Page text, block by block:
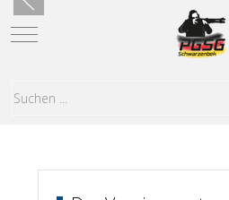
Mobile Menu Toggle